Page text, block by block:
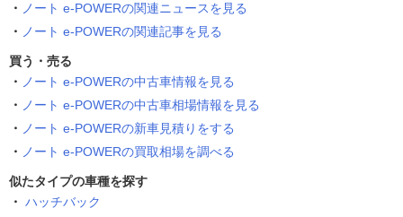
ノート e-POWERの関連ニュースを見る
ノート e-POWERの関連記事を見る
買う・売る
ノート e-POWERの中古車情報を見る
ノート e-POWERの中古車相場情報を見る
ノート e-POWERの新車見積りをする
ノート e-POWERの買取相場を調べる
似たタイプの車種を探す
ハッチバック